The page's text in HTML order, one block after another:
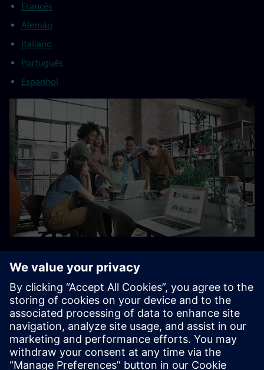
Francês
Alemão
Italiano
Português
Espanhol
Pacotes do SCE Guide
Trainer (visão geral em
detalhe)
Inglês
Francês